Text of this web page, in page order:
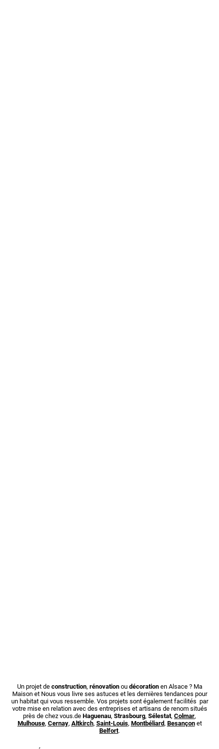
Un projet de construction, rénovationou décorationen Alsace ? Ma
Maison et Nous vous livre ses astuces et les dernières tendances pour
un habitat qui vous ressemble. Vos projets sont également facilités par
votre mise en relation avec des entreprises et artisans de renom situés
près de chez vous.de Haguenau, Strasbourg, Sélestat, Colmar,
Mulhouse, Cernay, Altkirch, Saint-Louis, Montbéliard, Besançonet
Belfort.